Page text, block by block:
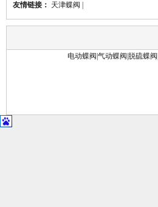
友情链接： 天津蝶阀
电动蝶阀 气动蝶阀 脱硫蝶阀